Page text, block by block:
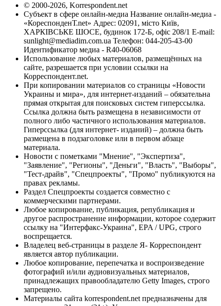
© 2000-2026, Korrespondent.net
Субъект в сфере онлайн-медиа Название онлайн-медиа -
«КореспонденТ.net» Адрес: 02091, місто Київ,
ХАРКІВСЬКЕ ШОСЕ, будинок 172-Б, офіс 208/1 E-mail:
sunlight@mediadim.com.ua Телефон: 044-205-43-00
Идентификатор медиа - R40-06068
Использование любых материалов, размещённых на
сайте, разрешается при условии ссылки на
Корреспондент.net.
При копировании материалов со страницы «Новости
Украины и мира», для интернет-изданий – обязательна
прямая открытая для поисковых систем гиперссылка.
Ссылка должна быть размещена в независимости от
полного либо частичного использования материалов.
Гиперссылка (для интернет- изданий) – должна быть
размещена в подзаголовке или в первом абзаце
материала.
Новости с пометками "Мнение", "Экспертиза",
"Заявление", "Регионы", "Деньги", "Власть", "Выборы",
"Тест-драйв", "Спецпроекты", "Промо" публикуются на
правах рекламы.
Раздел Спецпроекты создается совместно с
коммерческими партнерами.
Любое копирование, публикация, републикация и
другое распространение информации, которое содержит
ссылку на "Интерфакс-Украина", EPA / UPG, строго
воспрещается.
Владелец веб-страницы в разделе Я- Корреспондент
является автор публикации.
Любое копирование, перепечатка и воспроизведение
фотографий и/или аудиовизуальных материалов,
принадлежащих правообладателю Getty Images, строго
запрещено.
Материалы сайта korrespondent.net предназначены для